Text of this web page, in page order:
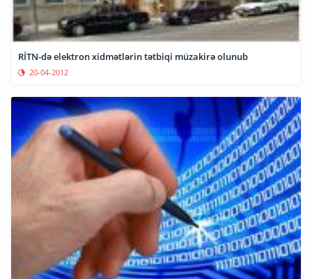
RİTN-də elektron xidmətlərin tətbiqi müzakirə olunub
20-04-2012